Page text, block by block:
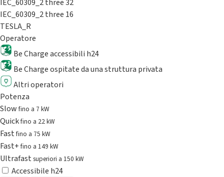
IEC_60309_2 three 32
IEC_60309_2 three 16
TESLA_R
Operatore
Be Charge accessibili h24
Be Charge ospitate da una struttura privata
Altri operatori
Potenza
Slowfino a 7 kW
Quickfino a 22 kW
Fastfino a 75 kW
Fast+fino a 149 kW
Ultrafast superiori a 150 kW
Accessibile h24